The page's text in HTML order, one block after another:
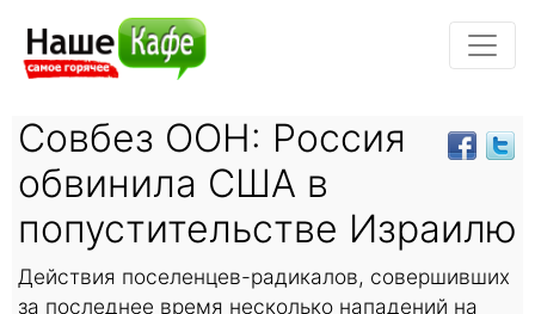
Совбез ООН: Россия
обвинила США в
попустительстве Израилю
Действия поселенцев-радикалов, совершивших
за последнее время несколько нападений на